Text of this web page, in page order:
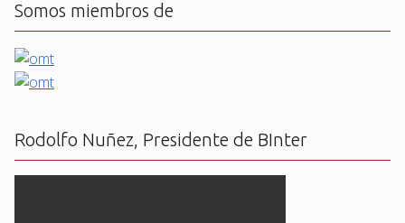
Somos miembros de
Rodolfo Nuñez, Presidente de BInter